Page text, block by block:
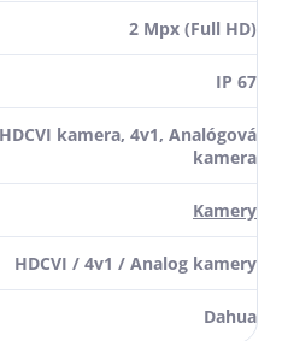
2 Mpx (Full HD)
IP 67
HDCVI kamera, 4v1, Analógová
kamera
Kamery
HDCVI / 4v1 / Analog kamery
Dahua